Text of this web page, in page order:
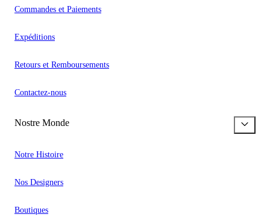
Commandes et Paiements
Expéditions
Retours et Remboursements
Contactez-nous
Nostre Monde
Notre Histoire
Nos Designers
Boutiques